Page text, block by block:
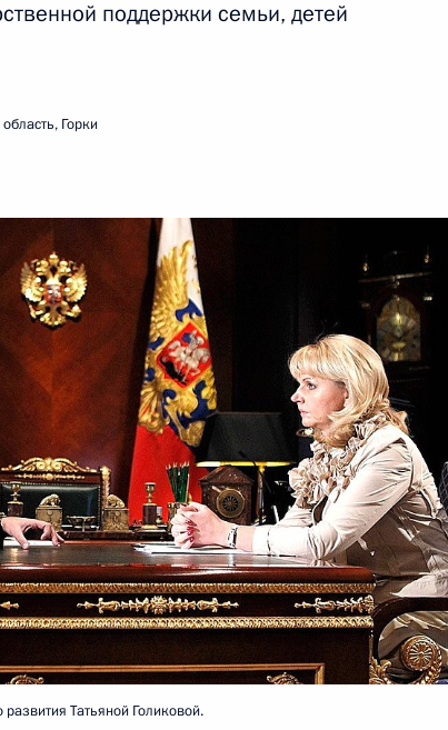
консультации 10
«Петербургский
3
дел Рашидом
1
поддержки семьи, детей
Горки
Татьяной Голиковой.